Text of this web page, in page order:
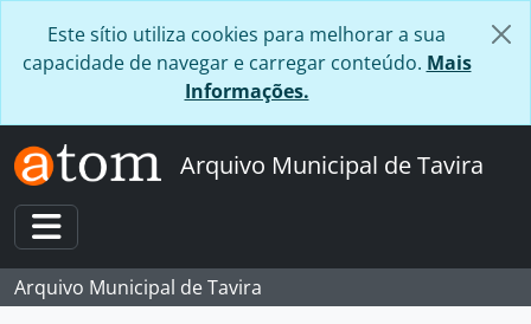
Este sítio utiliza cookies para melhorar a sua
capacidade de navegar e carregar conteúdo. Mais
Informações.
Arquivo Municipal de Tavira
Toggle navigation
Arquivo Municipal de Tavira